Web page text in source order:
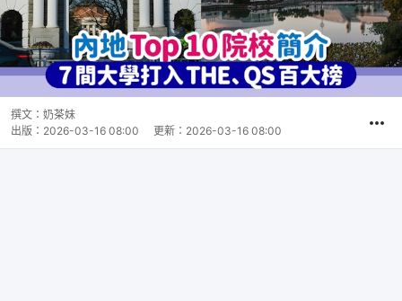
撰文： 奶茶妹
出版： 2026-03-16 08:00 更新： 2026-03-16 08:00